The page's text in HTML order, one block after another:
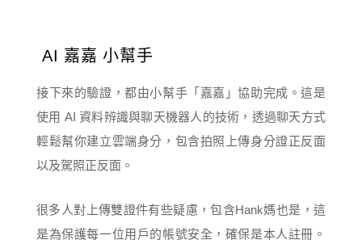
AI 嘉嘉 小幫手
接下來的驗證，都由小幫手「嘉嘉」協助完成。這是
使用 AI 資料辨識與聊天機器人的技術，透過聊天方式
輕鬆幫你建立雲端身分，包含拍照上傳身分證正反面
以及駕照正反面。
很多人對上傳雙證件有些疑慮，包含Hank媽也是，這
是為保護每一位用戶的帳號安全，確保是本人註冊。